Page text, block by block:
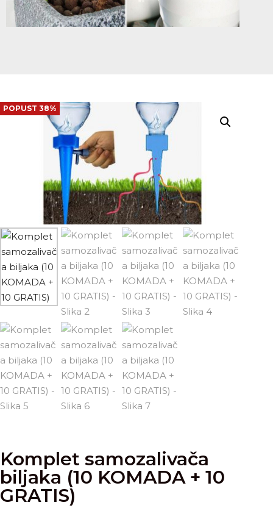
POPUST 38%
Komplet samozalivača
biljaka (10 KOMADA + 10
GRATIS)